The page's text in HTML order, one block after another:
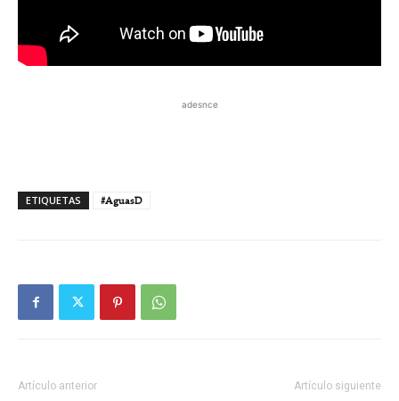
adesnce
ETIQUETAS #AguasD
Artículo anterior Artículo siguiente